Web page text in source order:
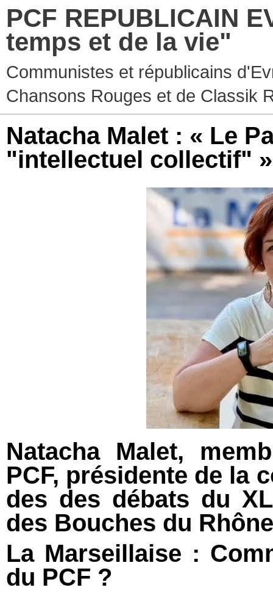
PCF REPUBLICAIN
temps et de la vie"
Communistes et républicains
Chansons Rouges et de Classik
Natacha Malet : « Le
"intellectuel collectif" »
Natacha Malet,
PCF, présidente de la
des des débats du
des Bouches du Rhône
La Marseillaise :
du PCF ?